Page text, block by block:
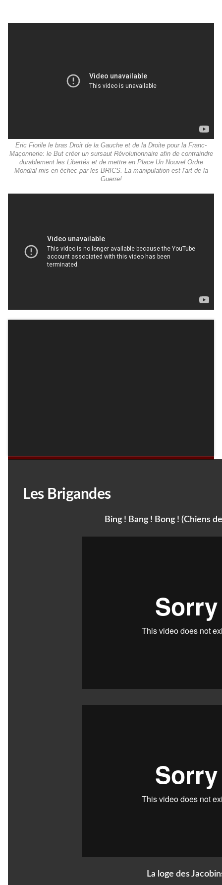
Eric Fiorile le bras Droit de la Gauche et de la Droite pour la Franc-
Maçonnerie: le But créer un sursaut Révolutionnaire afin de contraindre
durablement les Libertés et de mettre en Place Un Nouvel Ordre
Mondial mis en échec par les BRICS. La manipulation est l'art de la
Guerre!
Les Brigandes
Bing ! Bang ! Bong ! (Chiens
La loge des